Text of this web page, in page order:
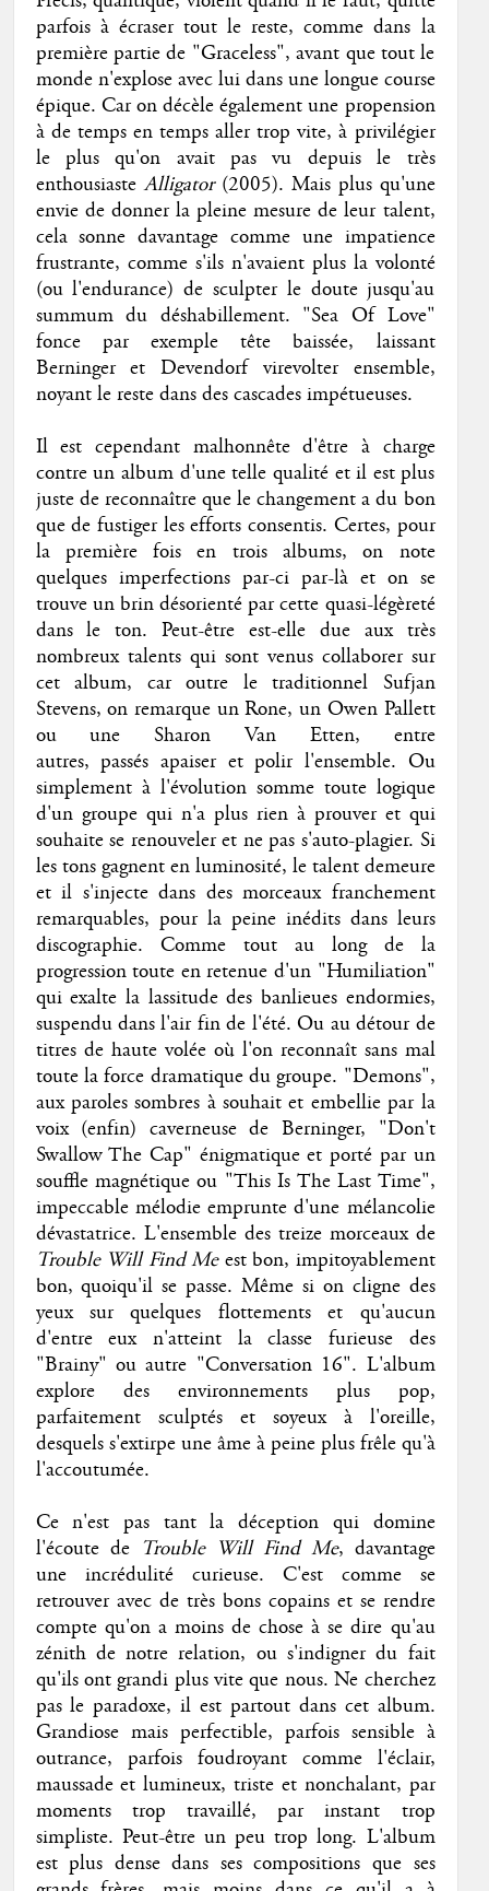
parfois à écraser tout le reste, comme dans la
première partie de "Graceless", avant que tout le
monde n'explose avec lui dans une longue course
épique. Car on décèle également une propension
à de temps en temps aller trop vite, à privilégier
le plus qu'on avait pas vu depuis le très
enthousiasteAlligator(2005). Mais plus qu'une
envie de donner la pleine mesure de leur talent,
cela sonne davantage comme une impatience
frustrante, comme s'ils n'avaient plus la volonté
(ou l'endurance) de sculpter le doute jusqu'au
summum du déshabillement. "Sea Of Love"
fonce par exemple tête baissée, laissant
Berninger et Devendorf virevolter ensemble,
noyant le reste dans des cascades impétueuses.
Il est cependant malhonnête d'être à charge
contre un album d'une telle qualité et il est plus
juste de reconnaître que le changement a du bon
que de fustiger les efforts consentis. Certes, pour
la première fois en trois albums, on note
quelques imperfections par-ci par-là et on se
trouve un brin désorienté par cette quasi-légèreté
dans le ton. Peut-être est-elle due aux très
nombreux talents qui sont venus collaborer sur
cet album, car outre le traditionnel Sufjan
Stevens, on remarque un Rone, un Owen Pallett
ou une Sharon Van Etten, entre
autres, passés apaiser et polir l'ensemble. Ou
simplement à l'évolution somme toute logique
d'un groupe qui n'a plus rien à prouver et qui
souhaite se renouveler et ne pas s'auto-plagier. Si
les tons gagnent en luminosité, le talent demeure
et il s'injecte dans des morceaux franchement
remarquables, pour la peine inédits dans leurs
discographie. Comme tout au long de la
progression toute en retenue d'un "Humiliation"
qui exalte la lassitude des banlieues endormies,
suspendu dans l'air fin de l'été. Ou au détour de
titres de haute volée où l'on reconnaît sans mal
toute la force dramatique du groupe. "Demons",
aux paroles sombres à souhait et embellie par la
voix (enfin) caverneuse de Berninger, "Don't
Swallow The Cap" énigmatique et porté par un
souffle magnétique ou "This Is The Last Time",
impeccable mélodie emprunte d'une mélancolie
dévastatrice. L'ensemble des treize morceaux de
Trouble Will Find Meest bon, impitoyablement
bon, quoiqu'il se passe. Même si on cligne des
yeux sur quelques flottements et qu'aucun
d'entre eux n'atteint la classe furieuse des
"Brainy" ou autre "Conversation 16". L'album
explore des environnements plus pop,
parfaitement sculptés et soyeux à l'oreille,
desquels s'extirpe une âme à peine plus frêle qu'à
l'accoutumée.
Ce n'est pas tant la déception qui domine
l'écoute de Trouble Will Find Me, davantage
une incrédulité curieuse. C'est comme se
retrouver avec de très bons copains et se rendre
compte qu'on a moins de chose à se dire qu'au
zénith de notre relation, ou s'indigner du fait
qu'ils ont grandi plus vite que nous. Ne cherchez
pas le paradoxe, il est partout dans cet album.
Grandiose mais perfectible, parfois sensible à
outrance, parfois foudroyant comme l'éclair,
maussade et lumineux, triste et nonchalant, par
moments trop travaillé, par instant trop
simpliste. Peut-être un peu trop long. L'album
est plus dense dans ses compositions que ses